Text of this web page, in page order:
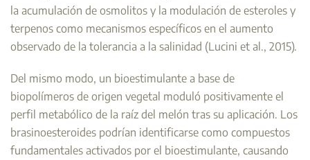
la acumulación de osmolitos y la modulación de esteroles y
terpenos como mecanismos específicos en el aumento
observado de la tolerancia a la salinidad (Lucini et al., 2015).
Del mismo modo, un bioestimulante a base de
biopolímeros de origen vegetal moduló positivamente el
perfil metabólico de la raíz del melón tras su aplicación. Los
brasinoesteroides podrían identificarse como compuestos
fundamentales activados por el bioestimulante, causando